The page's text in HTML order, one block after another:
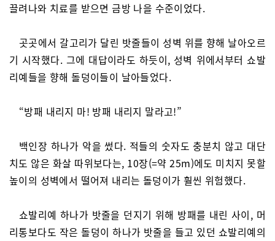
끌려나와 치료를 받으면 금방 나을 수준이었다.
곳곳에서 갈고리가 달린 밧줄들이 성벽 위를 향해 날아오르
기 시작했다. 그에 대답이라도 하듯이, 성벽 위에서부터 쇼발
리예들을 향해 돌덩이들이 날아들었다.
“방패 내리지 마! 방패 내리지 말라고!”
백인장 하나가 악을 썼다. 적들의 숫자도 충분치 않고 대단
치도 않은 화살 따위보다는, 10장(=약 25m)에도 미치지 못할
높이의 성벽에서 떨어져 내리는 돌덩이가 훨씬 위험했다.
쇼발리예 하나가 밧줄을 던지기 위해 방패를 내린 사이, 머
리통보다도 작은 돌덩이 하나가 밧줄을 들고 있던 쇼발리예의